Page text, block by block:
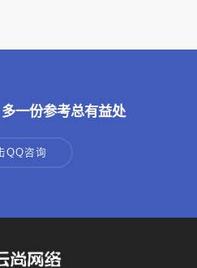
一份参考总有益处
QQ咨询